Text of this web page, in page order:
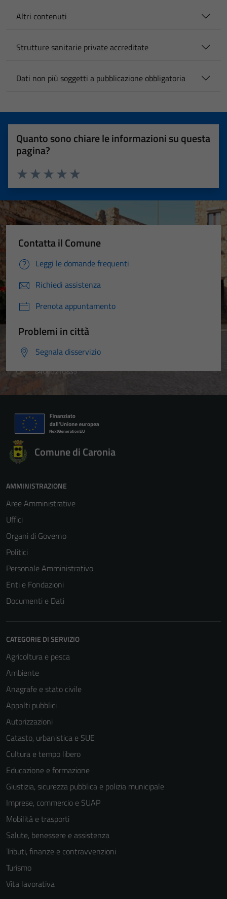
Altri contenuti
Strutture sanitarie private accreditate
Dati non più soggetti a pubblicazione obbligatoria
Quanto sono chiare le informazioni su questa
pagina?
Valuta 5 stelle su 5
Valuta 4 stelle su 5
Valuta 3 stelle su 5
Valuta 2 stelle su 5
Valuta 1 stelle su 5
Contatta il Comune
Leggi le domande frequenti
Richiedi assistenza
Prenota appuntamento
Problemi in città
Segnala disservizio
Comune di Caronia
AMMINISTRAZIONE
Aree Amministrative
Uffici
Organi di Governo
Politici
Personale Amministrativo
Enti e Fondazioni
Documenti e Dati
CATEGORIE DI SERVIZIO
Agricoltura e pesca
Ambiente
Anagrafe e stato civile
Appalti pubblici
Autorizzazioni
Catasto, urbanistica e SUE
Cultura e tempo libero
Educazione e formazione
Giustizia, sicurezza pubblica e polizia municipale
Imprese, commercio e SUAP
Mobilità e trasporti
Salute, benessere e assistenza
Tributi, finanze e contravvenzioni
Turismo
Vita lavorativa
funzionamento